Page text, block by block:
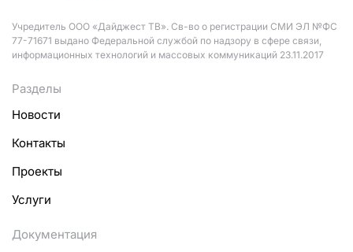
Учредитель ООО «Дайджест ТВ». Св-во о регистрации СМИ ЭЛ №ФС
77-71671 выдано Федеральной службой по надзору в сфере связи,
информационных технологий и массовых коммуникаций 23.11.2017
Разделы
Новости
Контакты
Проекты
Услуги
Документация